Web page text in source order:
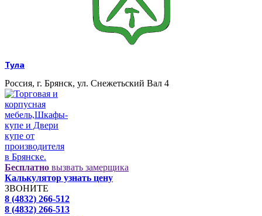
Тула
Россия, г. Брянск, ул. Снежетьский Вал 4
Бесплатно вызвать замерщика
Калькулятор узнать цену
ЗВОНИТЕ
8 (4832) 266-512
8 (4832) 266-513